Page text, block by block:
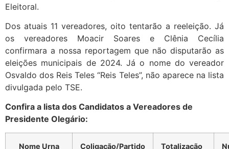
Eleitoral.
Dos atuais 11 vereadores, oito tentarão a reeleição. Já
os vereadores Moacir Soares e Clênia Cecília
confirmara a nossa reportagem que não disputarão as
eleições municipais de 2024. Já o nome do vereador
Osvaldo dos Reis Teles “Reis Teles”, não aparece na lista
divulgada pelo TSE.
Confira a lista dos Candidatos a Vereadores de
Presidente Olegário:
Nome Urna Coligação/Partido Totalização